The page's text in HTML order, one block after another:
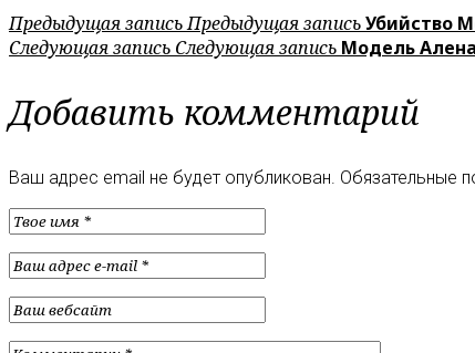
Предыдущая записьПредыдущая записьУбийство
Следующая запись Следующая запись Модель
Добавить комментарий
Ваш адрес email не будет опубликован. Обязательные